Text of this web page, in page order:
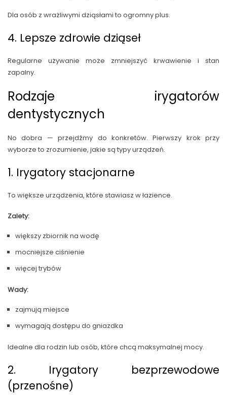
Dla osób z wrażliwymi dziąsłami to ogromny plus.
4. Lepsze zdrowie dziąseł
Regularne używanie może zmniejszyć krwawienie i stan
zapalny.
Rodzaje irygatorów
dentystycznych
No dobra — przejdźmy do konkretów. Pierwszy krok przy
wyborze to zrozumienie, jakie są typy urządzeń.
1. Irygatory stacjonarne
To większe urządzenia, które stawiasz w łazience.
Zalety:
większy zbiornik na wodę
mocniejsze ciśnienie
więcej trybów
Wady:
zajmują miejsce
wymagają dostępu do gniazdka
Idealne dla rodzin lub osób, które chcą maksymalnej mocy.
2. Irygatory bezprzewodowe
(przenośne)